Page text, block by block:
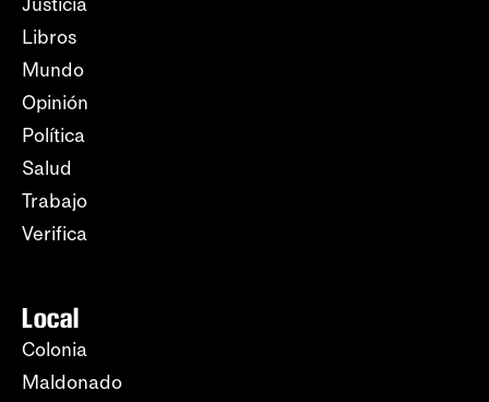
Libros
Mundo
Opinión
Política
Salud
Trabajo
Verifica
Local
Colonia
Maldonado